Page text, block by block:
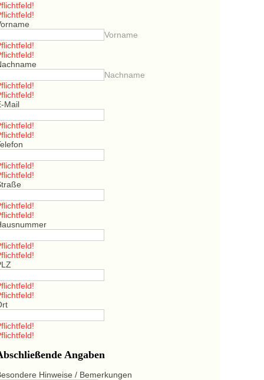
Vorname
Nachname
Mail
Angaben
Hinweise / Bemerkungen